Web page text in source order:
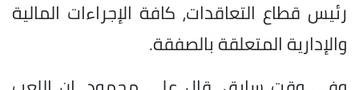
رئيس قطاع التعاقدات، كافة الإجراءات المالية
والإدارية المتعلقة بالصفقة.